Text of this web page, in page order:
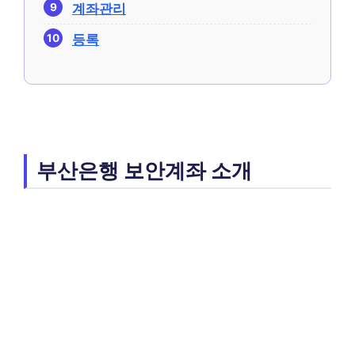
계좌관리
등록
부산은행 보안계좌 소개